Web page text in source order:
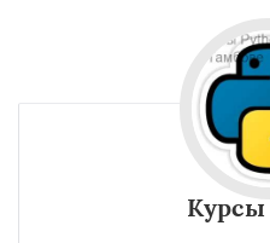
Курсы